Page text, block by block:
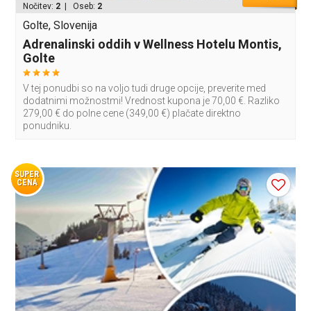
Nočitev: 2 | Oseb: 2
Golte, Slovenija
Adrenalinski oddih v Wellness Hotelu Montis,
Golte
V tej ponudbi so na voljo tudi druge opcije, preverite med
dodatnimi možnostmi! Vrednost kupona je 70,00 €. Razliko
279,00 € do polne cene (349,00 €) plačate direktno
ponudniku.
SUPER
CENA